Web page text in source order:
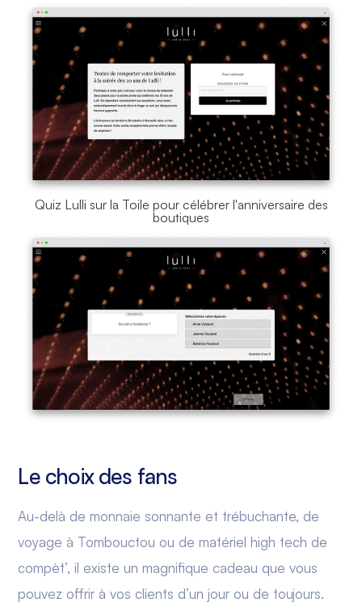
Quiz Lulli sur la Toile pour célébrer l'anniversaire des
boutiques
Le choix des fans
Au-delà de monnaie sonnante et trébuchante, de
voyage à Tombouctou ou de matériel high tech de
compèt’, il existe un magnifique cadeau que vous
pouvez offrir à vos clients d’un jour ou de toujours.